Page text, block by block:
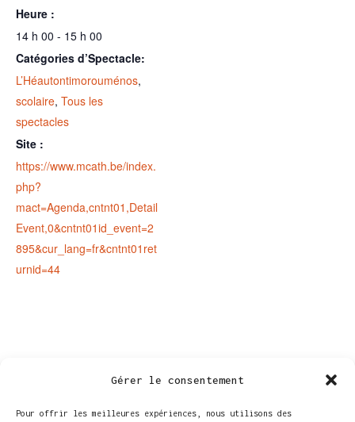
Gérer le consentement
Pour offrir les meilleures expériences, nous utilisons des
Heure :
14 h 00 - 15 h 00
Catégories d’Spectacle:
L’Héautontimorouménos,
scolaire, Tous les
spectacles
Site :
https://www.mcath.be/index.
php?
mact=Agenda,cntnt01,Detail
Event,0&cntnt01id_event=2
895&cur_lang=fr&cntnt01ret
urnid=44